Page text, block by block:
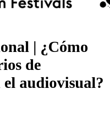
| ¿Cómo
de
el audiovisual?